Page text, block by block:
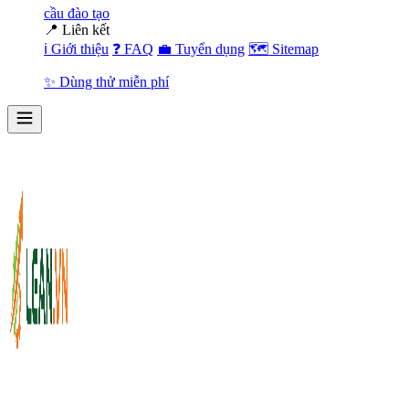
cầu đào tạo
📍 Liên kết
ℹ️ Giới thiệu ❓ FAQ 💼 Tuyển dụng 🗺️ Sitemap
✨ Dùng thử miễn phí